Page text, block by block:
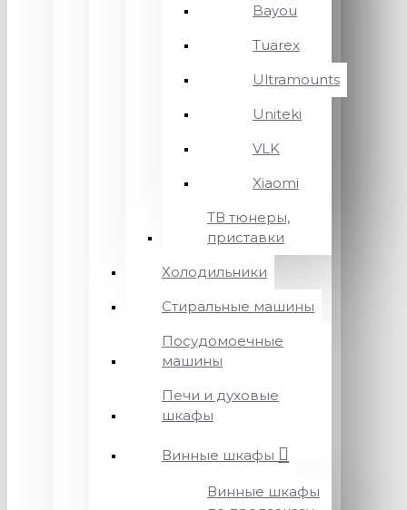
Bayou
Tuarex
Ultramounts
Uniteki
VLK
Xiaomi
ТВ тюнеры,
приставки
Холодильники
Стиральные машины
Посудомоечные
машины
Печи и духовые
шкафы
Винные шкафы
Винные шкафы